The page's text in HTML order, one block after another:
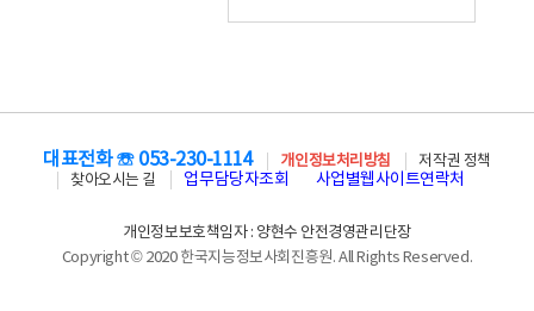
대표전화 ☏ 053-230-1114 개인정보처리방침
저작권 정책
찾아오시는 길
업무담당자조회 사업별웹사이트연락처
개인정보보호책임자 : 양현수 안전경영관리단장
Copyright © 2020 한국지능정보사회진흥원. All Rights Reserved.